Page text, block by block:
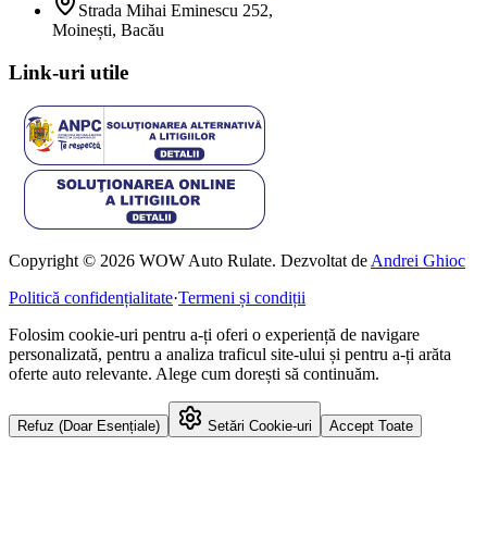
Strada Mihai Eminescu 252,
Moinești, Bacău
Link-uri utile
Copyright © 2026 WOW Auto Rulate. Dezvoltat de Andrei Ghioc
Politică confidențialitate·Termeni și condiții
Folosim cookie-uri pentru a-ți oferi o experiență de navigare
personalizată, pentru a analiza traficul site-ului și pentru a-ți arăta
oferte auto relevante. Alege cum dorești să continuăm.
Refuz (Doar Esențiale) Setări Cookie-uri Accept Toate